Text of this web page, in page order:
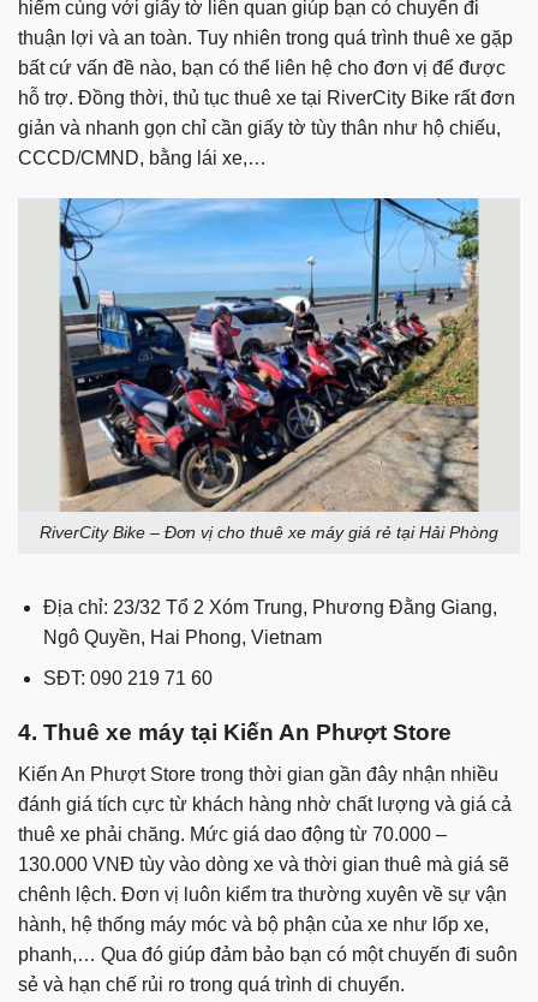
hiểm cùng với giấy tờ liên quan giúp bạn có chuyến đi
thuận lợi và an toàn. Tuy nhiên trong quá trình thuê xe gặp
bất cứ vấn đề nào, bạn có thể liên hệ cho đơn vị để được
hỗ trợ. Đồng thời, thủ tục thuê xe tại RiverCity Bike rất đơn
giản và nhanh gọn chỉ cần giấy tờ tùy thân như hộ chiếu,
CCCD/CMND, bằng lái xe,…
RiverCity Bike – Đơn vị cho thuê xe máy giá rẻ tại Hải Phòng
Địa chỉ: 23/32 Tổ 2 Xóm Trung, Phương Đằng Giang,
Ngô Quyền, Hai Phong, Vietnam
SĐT: 090 219 71 60
4. Thuê xe máy tại Kiến An Phượt Store
Kiến An Phượt Store trong thời gian gần đây nhận nhiều
đánh giá tích cực từ khách hàng nhờ chất lượng và giá cả
thuê xe phải chăng. Mức giá dao động từ 70.000 –
130.000 VNĐ tùy vào dòng xe và thời gian thuê mà giá sẽ
chênh lệch. Đơn vị luôn kiểm tra thường xuyên về sự vận
hành, hệ thống máy móc và bộ phận của xe như lốp xe,
phanh,… Qua đó giúp đảm bảo bạn có một chuyến đi suôn
sẻ và hạn chế rủi ro trong quá trình di chuyển.